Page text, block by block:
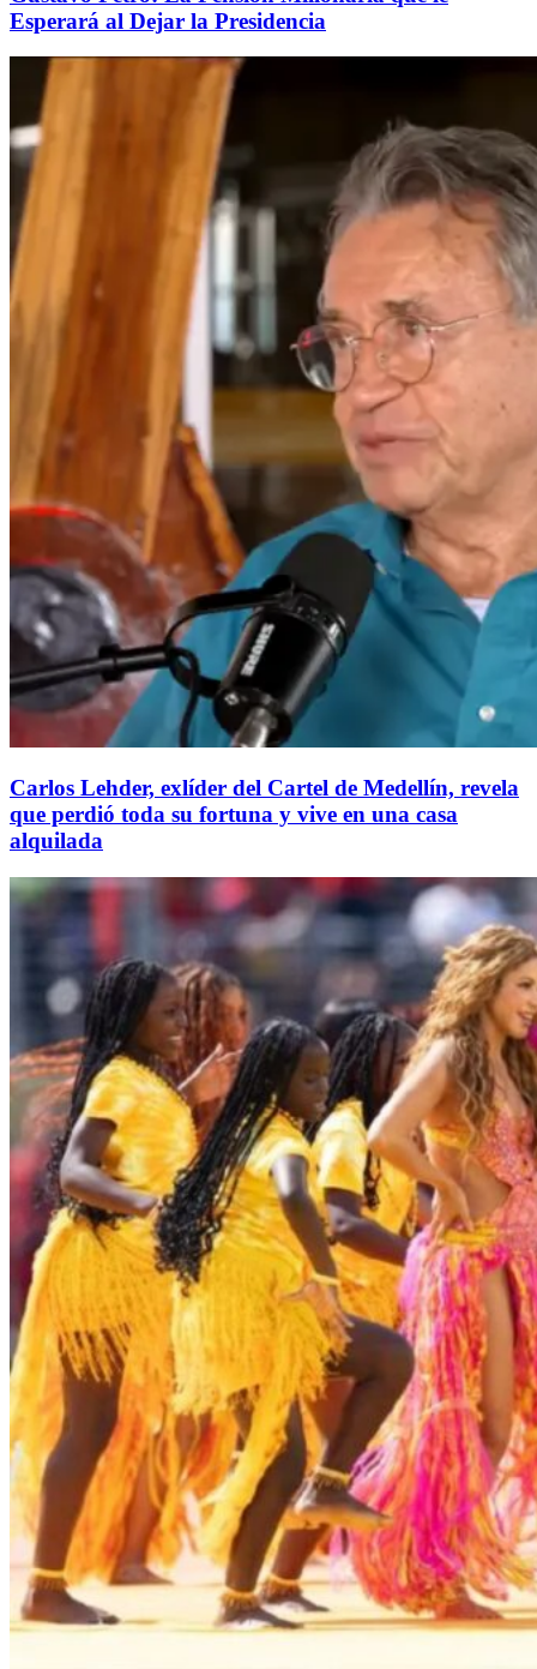
Esperará al Dejar la Presidencia
Carlos Lehder, exlíder del Cartel de Medellín, revela
que perdió toda su fortuna y vive en una casa
alquilada